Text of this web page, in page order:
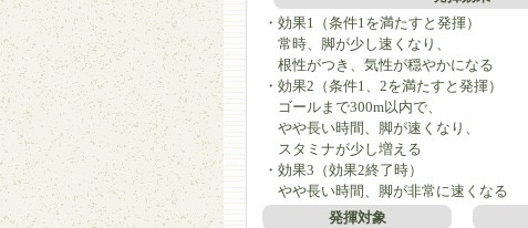
・効果1（条件1を満たすと発揮）
常時、脚が少し速くなり、
根性がつき、気性が穏やかになる
・効果2（条件1、2を満たすと発揮）
ゴールまで300m以内で、
やや長い時間、脚が速くなり、
スタミナが少し増える
・効果3（効果2終了時）
やや長い時間、脚が非常に速くなる
発揮対象